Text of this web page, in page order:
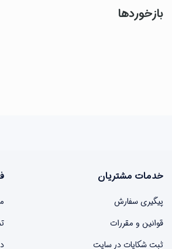
بازخوردها
خدمات مشتریان
پیگیری سفارش
قوانین و مقررات
ثبت شکایات در سایت